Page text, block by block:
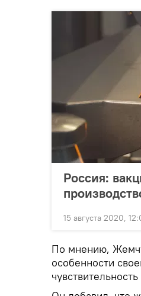
Россия:
15 августа 2020,
По мнению,
особенности